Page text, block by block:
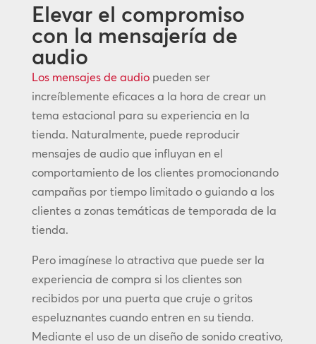
Elevar el compromiso
con la mensajería de
audio
Los mensajes de audiopueden ser
increíblemente eficaces a la hora de crear un
tema estacional para su experiencia en la
tienda. Naturalmente, puede reproducir
mensajes de audio que influyan en el
comportamiento de los clientes promocionando
campañas por tiempo limitado o guiando a los
clientes a zonas temáticas de temporada de la
tienda.
Pero imagínese lo atractiva que puede ser la
experiencia de compra si los clientes son
recibidos por una puerta que cruje o gritos
espeluznantes cuando entren en su tienda.
Mediante el uso de un diseño de sonido creativo,